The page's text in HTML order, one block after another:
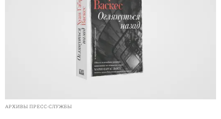
АРХИВЫ ПРЕСС-СЛУЖБЫ